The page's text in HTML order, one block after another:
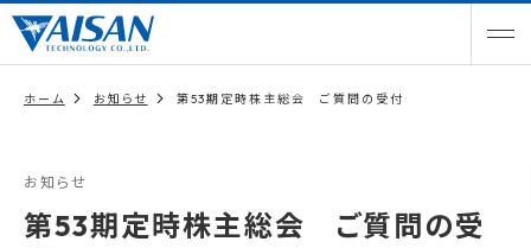
ホーム お知らせ 第53期定時株主総会 ご質問の受付
お知らせ
第53期定時株主総会 ご質問の受